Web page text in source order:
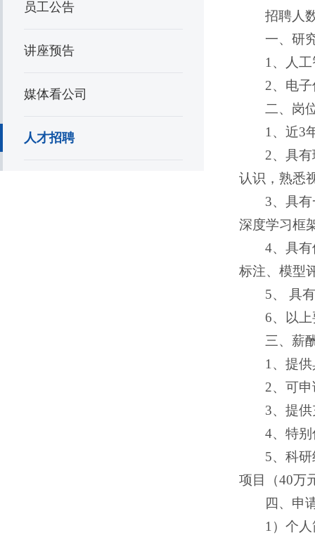
员工公告
讲座预告
媒体看公司
人才招聘
招聘人
一、研
1、人
2、电
二、岗
1、近3
2、具
认识，熟悉
3、具
深度学习框
4、具
标注、模型
5、 具
6、以
三、薪
1、提
2、可
3、提
4、特
5、科
项目（40万
四、申
1）个